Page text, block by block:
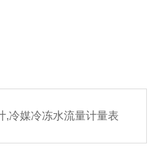
,冷媒冷冻水流量计量表